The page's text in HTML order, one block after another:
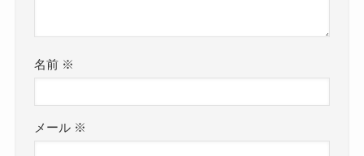
名前 ※
メール ※